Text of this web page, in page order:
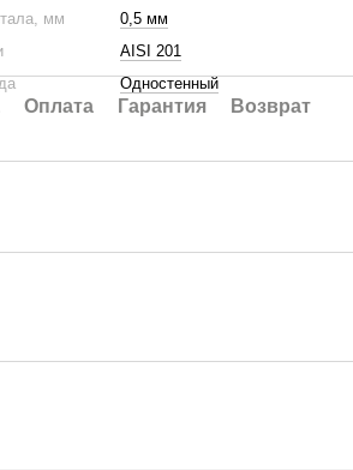
мм
0,5 мм
AISI 201
Одностенный
Оплата Гарантия Возврат